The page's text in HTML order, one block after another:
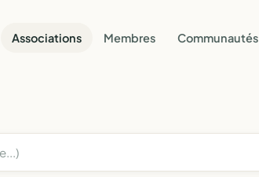
Associations Membres Communautés